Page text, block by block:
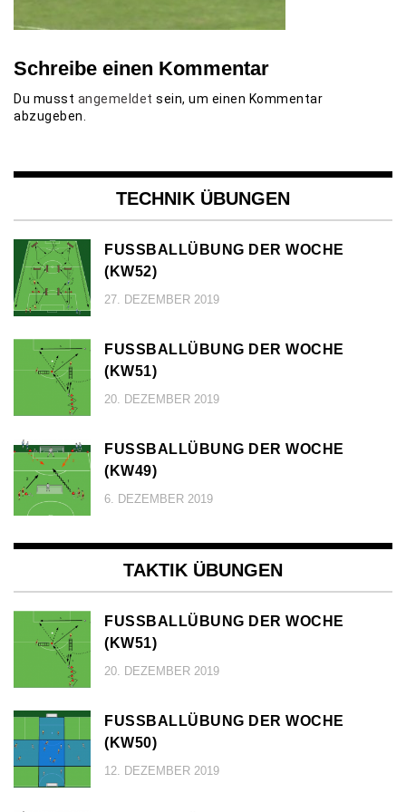
Schreibe einen Kommentar
Du musst angemeldet sein, um einen Kommentar
abzugeben.
TECHNIK ÜBUNGEN
FUSSBALLÜBUNG DER WOCHE (
KW52)
27. DEZEMBER 2019
FUSSBALLÜBUNG DER WOCHE (
KW51)
20. DEZEMBER 2019
FUSSBALLÜBUNG DER WOCHE (
KW49)
6. DEZEMBER 2019
TAKTIK ÜBUNGEN
FUSSBALLÜBUNG DER WOCHE (
KW51)
20. DEZEMBER 2019
FUSSBALLÜBUNG DER WOCHE (
KW50)
12. DEZEMBER 2019